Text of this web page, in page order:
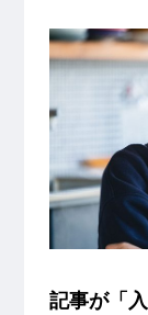
記事が「